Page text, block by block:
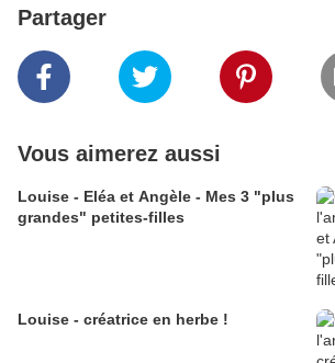
Partager
Vous aimerez aussi
Louise - Eléa et Angèle - Mes 3 "plus
grandes" petites-filles
Louise - créatrice en herbe !